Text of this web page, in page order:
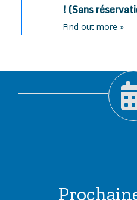
! (Sans
Find out more »